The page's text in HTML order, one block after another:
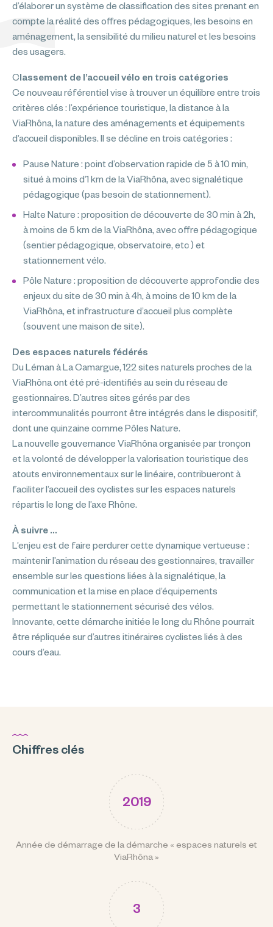
d’élaborer un système de classification des sites prenant en
compte la réalité des offres pédagogiques, les besoins en
aménagement, la sensibilité du milieu naturel et les besoins
des usagers.
Classement de l’accueil vélo en trois catégories
Ce nouveau référentiel vise à trouver un équilibre entre trois
critères clés : l’expérience touristique, la distance à la
ViaRhôna, la nature des aménagements et équipements
d’accueil disponibles. Il se décline en trois catégories :
Pause Nature : point d’observation rapide de 5 à 10 min,
situé à moins d’1 km de la ViaRhôna, avec signalétique
pédagogique (pas besoin de stationnement).
Halte Nature : proposition de découverte de 30 min à 2h,
à moins de 5 km de la ViaRhôna, avec offre pédagogique
(sentier pédagogique, observatoire, etc ) et
stationnement vélo.
Pôle Nature : proposition de découverte approfondie des
enjeux du site de 30 min à 4h, à moins de 10 km de la
ViaRhôna, et infrastructure d’accueil plus complète
(souvent une maison de site).
Des espaces naturels fédérés
Du Léman à La Camargue, 122 sites naturels proches de la
ViaRhôna ont été pré-identifiés au sein du réseau de
gestionnaires. D’autres sites gérés par des
intercommunalités pourront être intégrés dans le dispositif,
dont une quinzaine comme Pôles Nature.
La nouvelle gouvernance ViaRhôna organisée par tronçon
et la volonté de développer la valorisation touristique des
atouts environnementaux sur le linéaire, contribueront à
faciliter l’accueil des cyclistes sur les espaces naturels
répartis le long de l’axe Rhône.
À suivre …
L’enjeu est de faire perdurer cette dynamique vertueuse :
maintenir l’animation du réseau des gestionnaires, travailler
ensemble sur les questions liées à la signalétique, la
communication et la mise en place d’équipements
permettant le stationnement sécurisé des vélos.
Innovante, cette démarche initiée le long du Rhône pourrait
être répliquée sur d’autres itinéraires cyclistes liés à des
cours d’eau.
Chiffres clés
2019
Année de démarrage de la démarche « espaces naturels et
ViaRhôna »
3